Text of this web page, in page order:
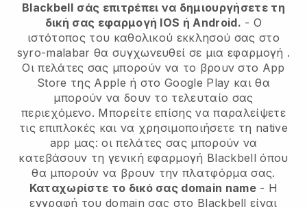
Blackbell σάς επιτρέπει να δημιουργήσετε τη
δική σας εφαρμογή IOS ή Android. - Ο
ιστότοπος του καθολικού εκκλησού σας στο
syro-malabar θα συγχωνευθεί σε μια εφαρμογή .
Οι πελάτες σας μπορούν να το βρουν στο App
Store της Apple ή στο Google Play και θα
μπορούν να δουν το τελευταίο σας
περιεχόμενο. Μπορείτε επίσης να παραλείψετε
τις επιπλοκές και να χρησιμοποιήσετε τη native
app μας: οι πελάτες σας μπορούν να
κατεβάσουν τη γενική εφαρμογή Blackbell όπου
θα μπορούν να βρουν την πλατφόρμα σας.
Καταχωρίστε το δικό σας domain name- Η
εγγραφή του domain σας στο Blackbell είναι